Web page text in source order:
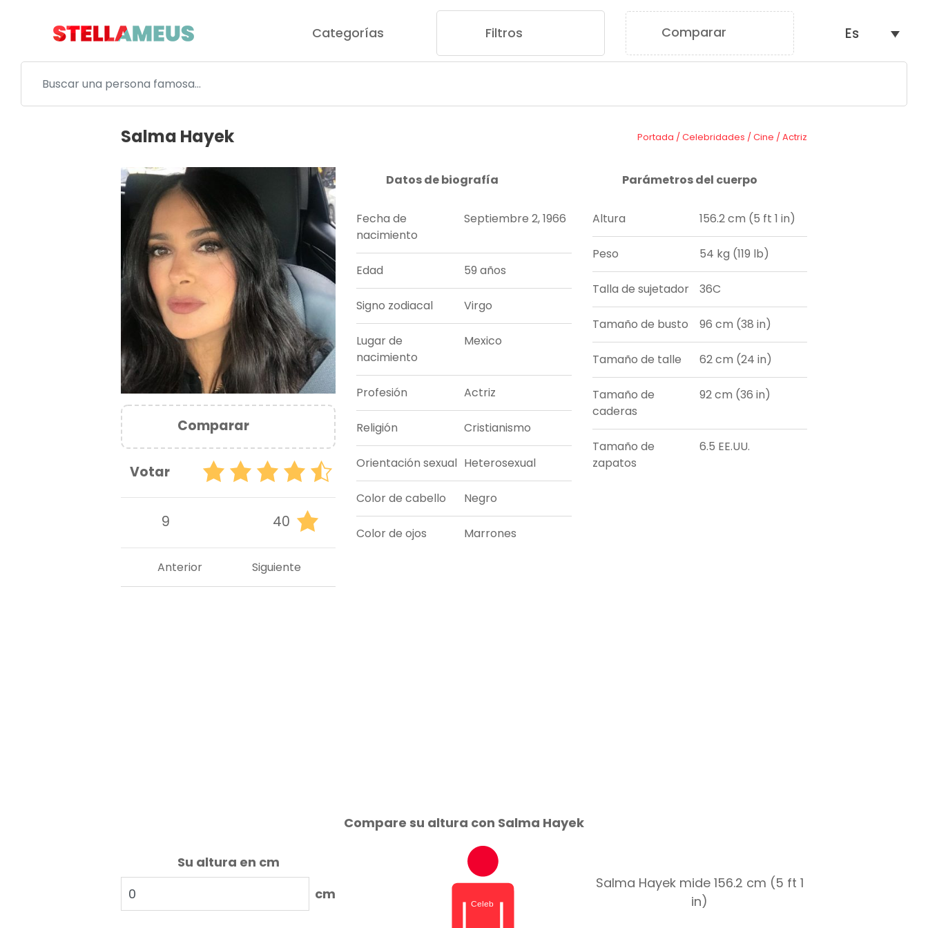
Categorías Filtros Comparar Es
Salma Hayek Portada /Celebridades /Cine /Actriz
Comparar
Votar
9 40
Siguiente
Anterior
Datos de biografía
Fecha de
nacimiento
Septiembre 2, 1966
Edad 59 años
Signo zodiacal Virgo
Lugar de
nacimiento
Mexico
Profesión Actriz
Religión Cristianismo
Orientación sexual Heterosexual
Color de cabello Negro
Color de ojos Marrones
Parámetros del cuerpo
Altura 156.2 cm (5 ft 1 in)
Peso 54 kg (119 lb)
Talla de sujetador 36C
Tamaño de busto 96 cm (38 in)
Tamaño de talle 62 cm (24 in)
Tamaño de
caderas
92 cm (36 in)
Tamaño de
zapatos
6.5 EE.UU.
Compare su altura con Salma Hayek
Su altura en cm
cm
Salma Hayek mide 156.2 cm (5 ft 1
in)